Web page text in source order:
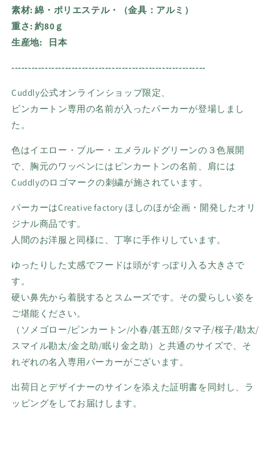
素材: 綿・ポリエステル・（金具：アルミ）
重さ: 約80ｇ
生産地:
日本
----------------------------------------------------------
Cuddly公式オンラインショップ限定、
ピンカートン専用の名前が入ったパーカーが登場しまし
た。
色はイエロー・ブルー・エメラルドグリーンの３色展開
で、胸元のワッペンには ピンカートンの名前、肩には
Cuddlyのロゴマークの刺繍が施されています。
パーカーはCreative factory ほしのほが企画・開発したオリ
ジナル商品です。
人間のお洋服と同様に、丁寧に手作りしています。
ゆったりした丈感でフードは頭がすっぽり入る大きさで
す。
硬い鼻先から着脱するとスムーズです。その愛らしい姿を
ご堪能ください。
（ソメゴロー/ピンカートン/小春/甚五郎/タマ子/桜子/勘太/
スマイル勘太/金之助/眠り金之助）と共通のサイズで、そ
れぞれの名入専用パーカーがございます。
出荷日とデザイナーのサインを添えた証明書を同封し、ラ
ッピングをしてお届けします。